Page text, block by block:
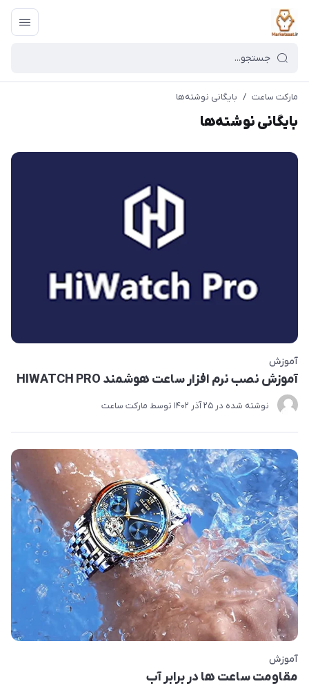
مارکت ساعت / بایگانی نوشته‌ها
بایگانی نوشته‌ها
آموزش
آموزش نصب نرم افزار ساعت هوشمند HIWATCH PRO
نوشته شده در 25 آذر 1402 توسط مارکت ساعت
آموزش
مقاومت ساعت ها در برابر آب